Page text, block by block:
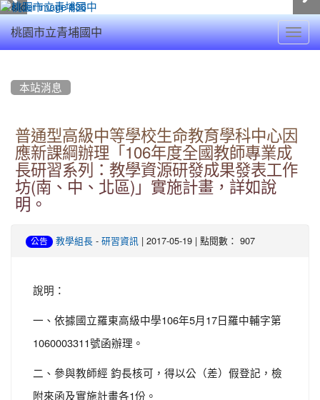
桃園市立青埔國中
本站消息
普通型高級中等學校生命教育學科中心因
應新課綱辦理「106年度全國教師專業成
長研習系列：教學資源研發成果發表工作
坊(南、中、北區)」實施計畫，詳如說
明。
公告 教學組長 - 研習資訊 | 2017-05-19 | 點閱數： 907
說明：
一、依據國立羅東高級中學106年5月17日羅中輔字第
1060003311號函辦理。
二、參與教師經 鈞長核可，得以公（差）假登記，檢
附來函及實施計畫各1份。